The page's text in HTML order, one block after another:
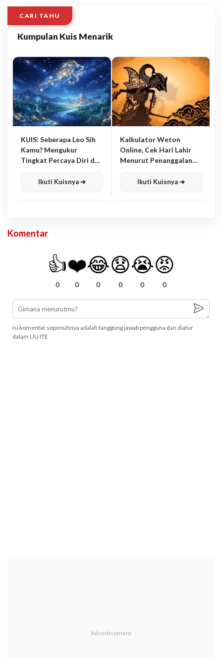
CARI TAHU
Kumpulan Kuis Menarik
KUIS: Seberapa Leo Sih
Kamu? Mengukur
Tingkat Percaya Diri dan
Ikuti Kuisnya ➔
Kalkulator Weton
Online, Cek Hari Lahir
Menurut Penanggalan
Ikuti Kuisnya ➔
Komentar
👍
0
❤️
0
😂
0
😧
0
😭
0
😡
0
Isi komentar sepenuhnya adalah tanggung jawab pengguna dan diatur
dalam UU ITE